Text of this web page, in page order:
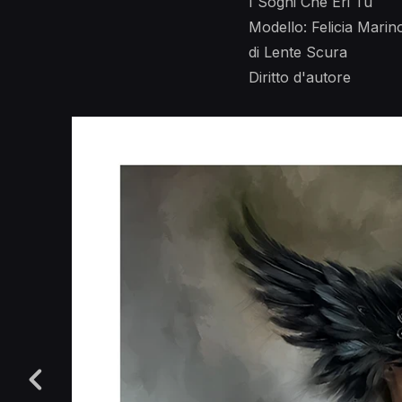
Modello: Felicia
di Lente Scura
Diritto d'autore